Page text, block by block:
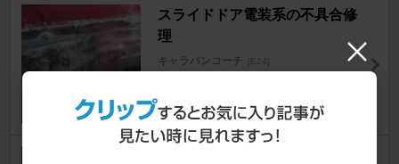
スライドドア電装系の不具合修
理
キャラバンコーチ [E24]